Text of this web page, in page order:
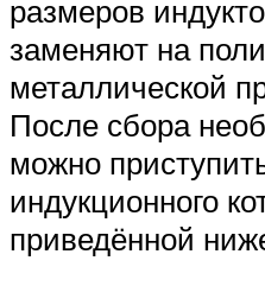
размеров
заменяют на
металлической
После сбора
можно
индукционного
приведённой